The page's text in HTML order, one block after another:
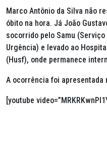
Marco Antônio da Silva não
óbito na hora. Já João
socorrido pelo Samu
Urgência) e levado ao
(Husf), onde permanece
A ocorrência foi apresentada
[youtube